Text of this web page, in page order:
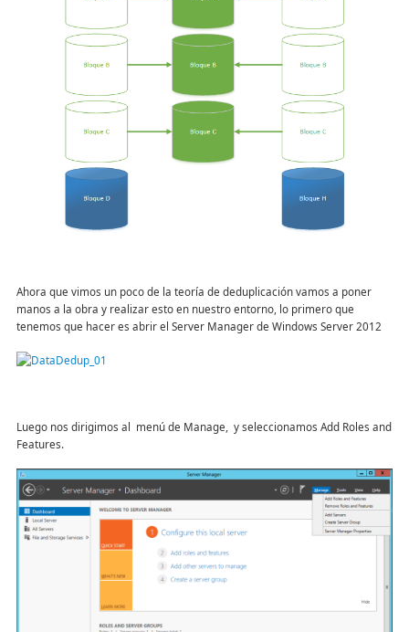
Ahora que vimos un poco de la teoría de deduplicación vamos a poner
manos a la obra y realizar esto en nuestro entorno, lo primero que
tenemos que hacer es abrir el Server Manager de Windows Server 2012
Luego nos dirigimos al menú de Manage, y seleccionamos Add Roles and
Features.